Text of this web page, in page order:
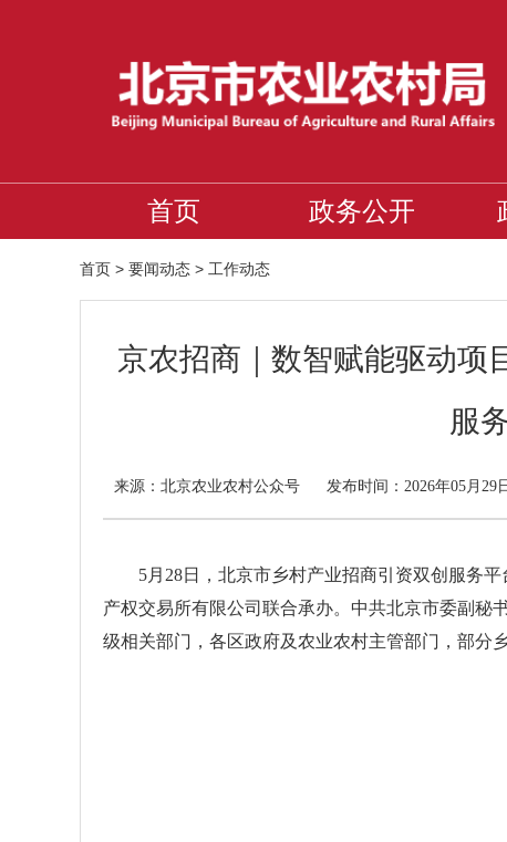
首页 政务公开
首页 > 要闻动态 > 工作动态
京农招商｜数智赋能驱动
服
来源： 北京农业农村公众号 发布时间：2026年05月29
5月28日，北京市乡村产业招商引资双创服务平
产权交易所有限公司联合承办。中共北京市委副秘
级相关部门，各区政府及农业农村主管部门，部分